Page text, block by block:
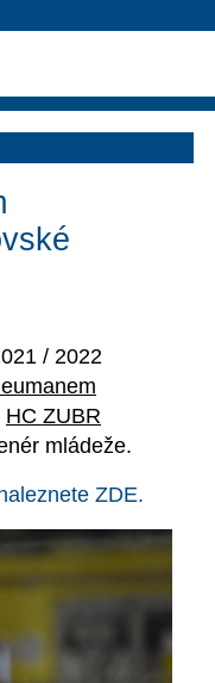
/ 2022
HC ZUBR
mládeže.
ZDE.